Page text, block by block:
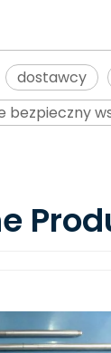
dostawcy
bezpieczny